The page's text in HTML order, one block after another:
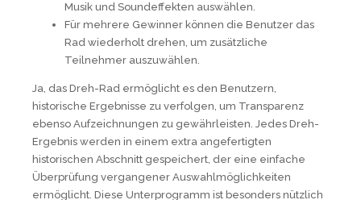
Musik und Soundeffekten auswählen.
Für mehrere Gewinner können die Benutzer das
Rad wiederholt drehen, um zusätzliche
Teilnehmer auszuwählen.
Ja, das Dreh-Rad ermöglicht es den Benutzern,
historische Ergebnisse zu verfolgen, um Transparenz
ebenso Aufzeichnungen zu gewährleisten. Jedes Dreh-
Ergebnis werden in einem extra angefertigten
historischen Abschnitt gespeichert, der eine einfache
Überprüfung vergangener Auswahlmöglichkeiten
ermöglicht. Diese Unterprogramm ist besonders nützlich